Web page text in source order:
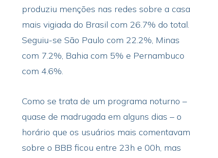
produziu menções nas redes sobre a casa
mais vigiada do Brasil com 26.7% do total.
Seguiu-se São Paulo com 22.2%, Minas
com 7.2%, Bahia com 5% e Pernambuco
com 4.6%.
Como se trata de um programa noturno –
quase de madrugada em alguns dias – o
horário que os usuários mais comentavam
sobre o BBB ficou entre 23h e 00h, mas